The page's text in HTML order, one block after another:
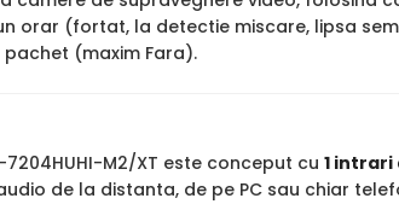
orar (fortat, la detectie miscare, lipsa
pachet (maxim Fara).
M2/XT este conceput cu 1 intrari
de la distanta, de pe PC sau chiar